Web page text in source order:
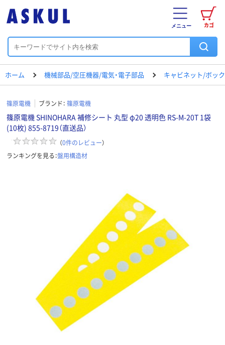
カゴ
メニュー
ホーム 機械部品/空圧機器/電気・電子部品 キャビネット/ボッ
篠原電機 ブランド： 篠原電機
篠原電機 SHINOHARA 補修シート 丸型 φ20 透明色 RS-M-20T 1袋
(10枚) 855-8719（直送品）
（0件のレビュー）
ランキングを見る：盤用構造材